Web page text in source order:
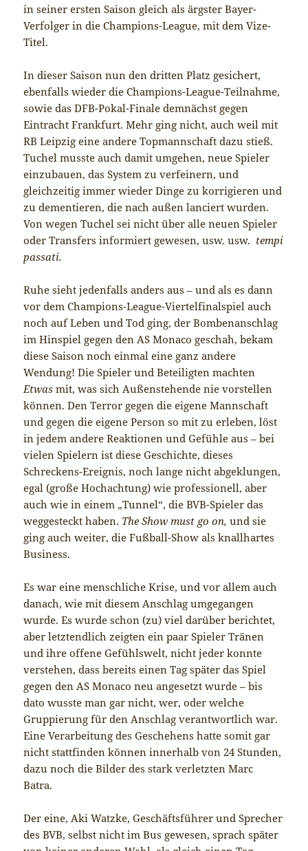
in seiner ersten Saison gleich als ärgster Bayer-
Verfolger in die Champions-League, mit dem Vize-
Titel.
In dieser Saison nun den dritten Platz gesichert,
ebenfalls wieder die Champions-League-Teilnahme,
sowie das DFB-Pokal-Finale demnächst gegen
Eintracht Frankfurt. Mehr ging nicht, auch weil mit
RB Leipzig eine andere Topmannschaft dazu stieß.
Tuchel musste auch damit umgehen, neue Spieler
einzubauen, das System zu verfeinern, und
gleichzeitig immer wieder Dinge zu korrigieren und
zu dementieren, die nach außen lanciert wurden.
Von wegen Tuchel sei nicht über alle neuen Spieler
oder Transfers informiert gewesen, usw. usw. tempi
passati.
Ruhe sieht jedenfalls anders aus – und als es dann
vor dem Champions-League-Viertelfinalspiel auch
noch auf Leben und Tod ging, der Bombenanschlag
im Hinspiel gegen den AS Monaco geschah, bekam
diese Saison noch einmal eine ganz andere
Wendung! Die Spieler und Beteiligten machten
Etwas mit, was sich Außenstehende nie vorstellen
können. Den Terror gegen die eigene Mannschaft
und gegen die eigene Person so mit zu erleben, löst
in jedem andere Reaktionen und Gefühle aus – bei
vielen Spielern ist diese Geschichte, dieses
Schreckens-Ereignis, noch lange nicht abgeklungen,
egal (große Hochachtung) wie professionell, aber
auch wie in einem „Tunnel“, die BVB-Spieler das
weggesteckt haben. The Show must go on,und sie
ging auch weiter, die Fußball-Show als knallhartes
Business.
Es war eine menschliche Krise, und vor allem auch
danach, wie mit diesem Anschlag umgegangen
wurde. Es wurde schon (zu) viel darüber berichtet,
aber letztendlich zeigten ein paar Spieler Tränen
und ihre offene Gefühlswelt, nicht jeder konnte
verstehen, dass bereits einen Tag später das Spiel
gegen den AS Monaco neu angesetzt wurde – bis
dato wusste man gar nicht, wer, oder welche
Gruppierung für den Anschlag verantwortlich war.
Eine Verarbeitung des Geschehens hatte somit gar
nicht stattfinden können innerhalb von 24 Stunden,
dazu noch die Bilder des stark verletzten Marc
Batra.
Der eine, Aki Watzke, Geschäftsführer und Sprecher
des BVB, selbst nicht im Bus gewesen, sprach später